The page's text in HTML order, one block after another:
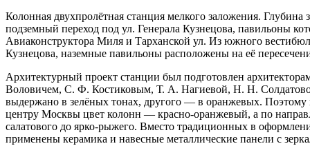
Колонная двухпролётная станция мелкого заложения.
подземный переход под ул. Генерала Кузнецова, павильоны
Авиаконструктора Миля и Тарханской ул. Из южного
Кузнецова, наземные павильоны расположены на её
Архитектурный проект станции был подготовлен
Воловичем, С. Ф. Костиковым, Т. А. Нагиевой, Н. Н.
выдержано в зелёных тонах, другого — в оранжевых. Поэтому
центру Москвы цвет колонн — красно-оранжевый, а по
салатового до ярко-рыжего. Вместо традиционных в
применены керамика и навесные металлические панели с